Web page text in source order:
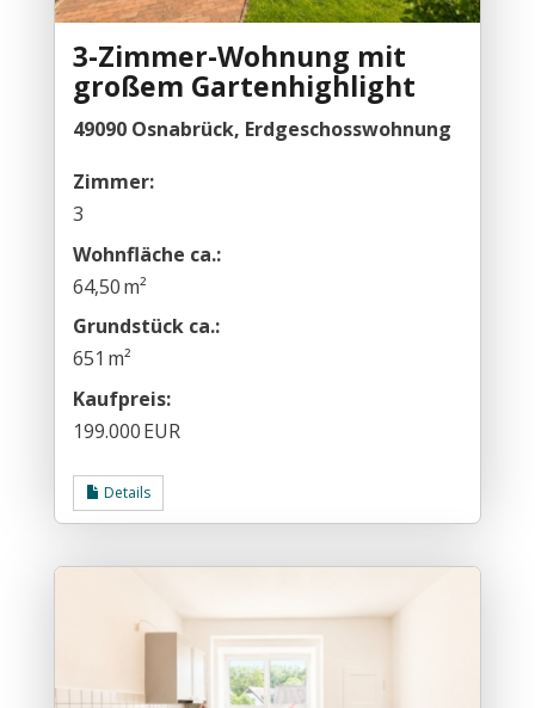
3-Zimmer-Wohnung mit
großem Gartenhighlight
49090 Osnabrück, Erdgeschosswohnung
Zimmer:
3
Wohnfläche ca.:
64,50 m²
Grund­stück ca.:
651 m²
Kaufpreis:
199.000 EUR
Details